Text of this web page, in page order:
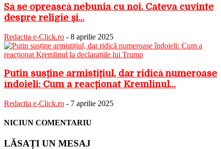
Să se oprească nebunia cu noi. Câteva cuvinte
despre religie și...
Redactia e-Click.ro - 8 aprilie 2025
Putin susține armistițiul, dar ridică numeroase
îndoieli: Cum a reacționat Kremlinul...
Redactia e-Click.ro - 7 aprilie 2025
NICIUN COMENTARIU
LĂSAȚI UN MESAJ